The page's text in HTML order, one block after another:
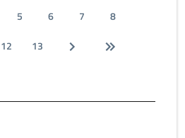
5 6 7
8
12 13